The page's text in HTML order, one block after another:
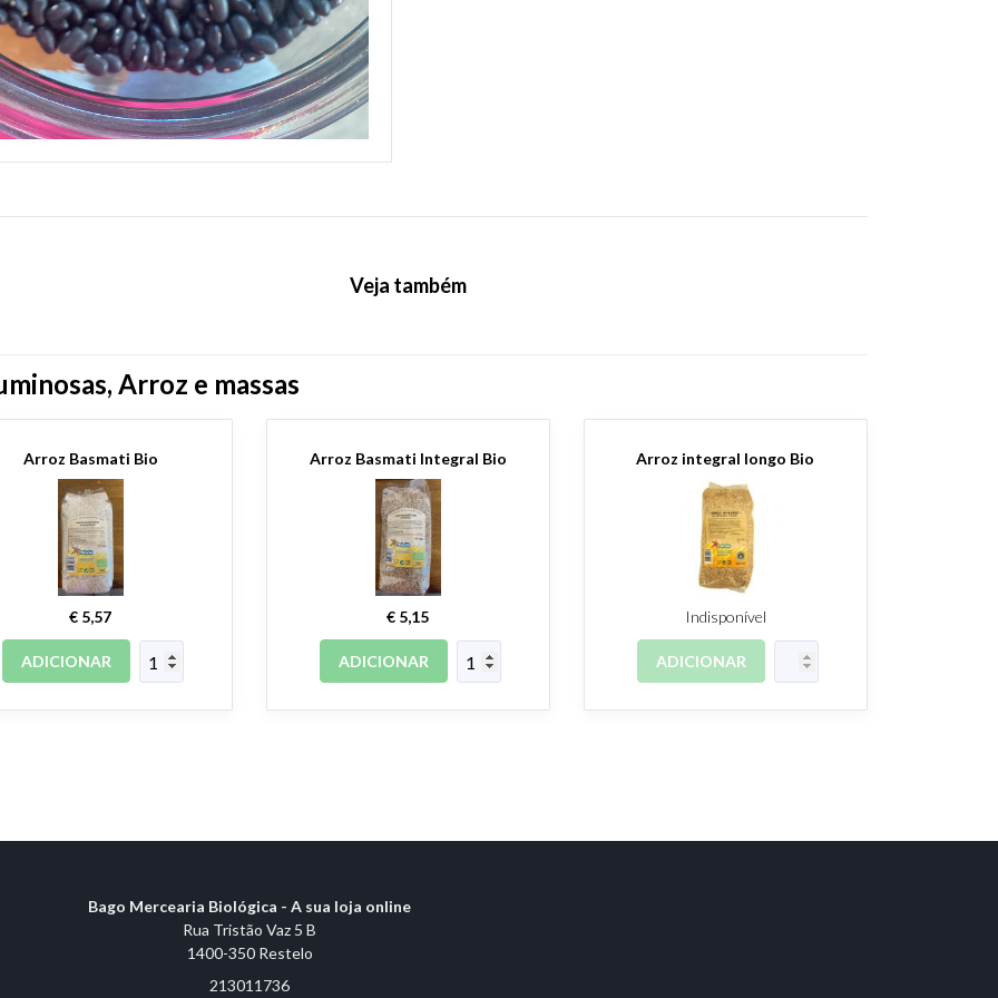
Veja também
Arroz e massas
Arroz Basmati Bio
€ 5,57
ADICIONAR
Arroz Basmati Integral Bio
€ 5,15
ADICIONAR
Arroz integral longo Bio
Indisponível
ADICIONAR
Bago Mercearia Biológica - A sua loja online
Rua Tristão Vaz 5 B
1400-350 Restelo
213011736